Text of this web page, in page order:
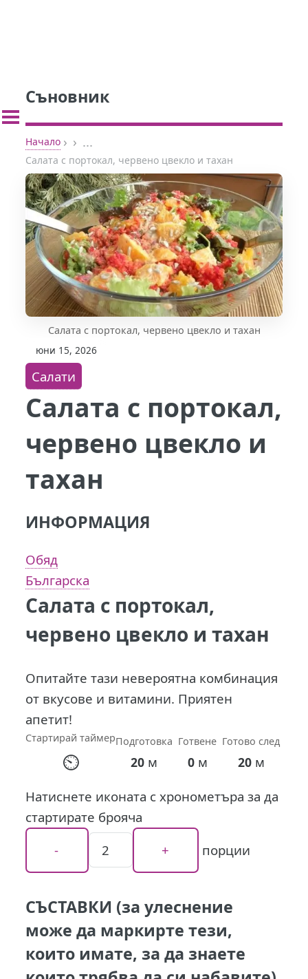
Съновник
Начало › › ...
Салата с портокал, червено цвекло и тахан
Салата с портокал, червено цвекло и тахан
юни 15, 2026
Салати
Салата с портокал,
червено цвекло и
тахан
ИНФОРМАЦИЯ
Обяд
Българска
Салата с портокал,
червено цвекло и тахан
Опитайте тази невероятна комбинация
от вкусове и витамини. Приятен
апетит!
Стартирай таймер
⏲
Подготовка
20 м
Готвене
0м
Готово след
20м
Натиснете иконата с хронометъра за да
стартирате брояча
порции
СЪСТАВКИ (за улеснение
може да маркирте тези,
които имате, за да знаете